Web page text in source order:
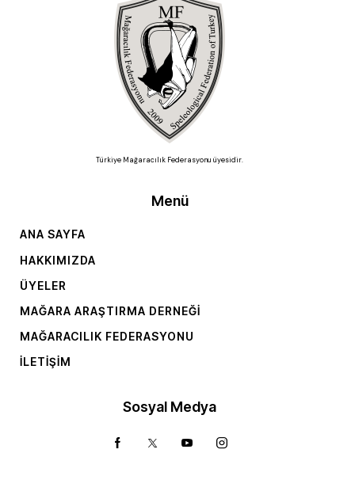
Türkiye Mağaracılık Federasyonu üyesidir.
Menü
ANA SAYFA
HAKKIMIZDA
ÜYELER
MAĞARA ARAŞTIRMA DERNEĞI
MAĞARACILIK FEDERASYONU
İLETIŞIM
Sosyal Medya